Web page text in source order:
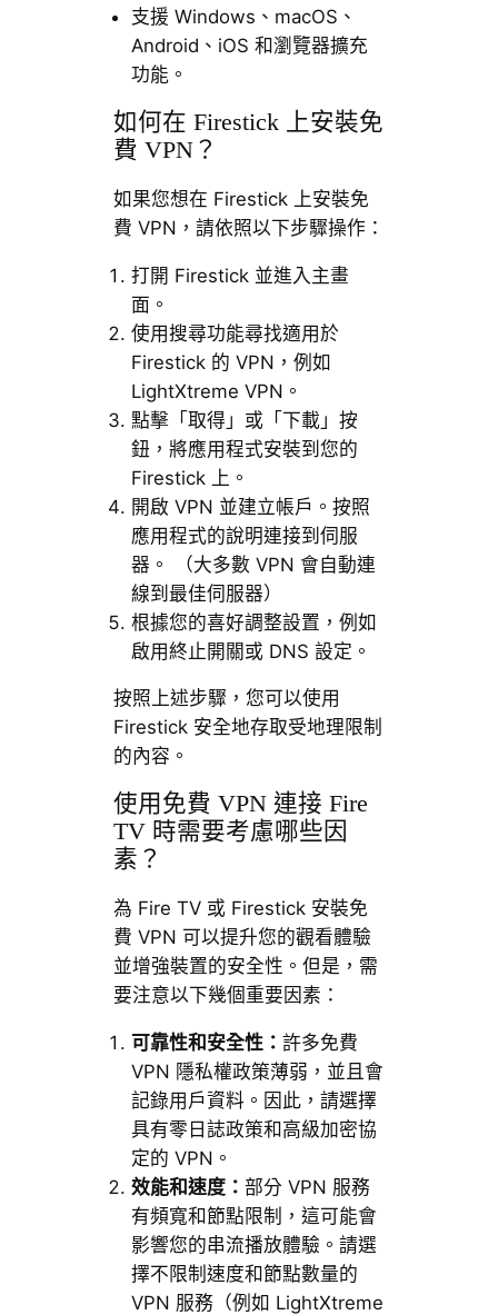
支援 Windows、macOS、
Android、iOS 和瀏覽器擴充
功能。
如何在 Firestick 上安裝免
費 VPN？
如果您想在 Firestick 上安裝免
費 VPN，請依照以下步驟操作：
打開 Firestick 並進入主畫
面。
使用搜尋功能尋找適用於
Firestick 的 VPN，例如
LightXtreme VPN。
點擊「取得」或「下載」按
鈕，將應用程式安裝到您的
Firestick 上。
開啟 VPN 並建立帳戶。按照
應用程式的說明連接到伺服
器。 （大多數 VPN 會自動連
線到最佳伺服器）
根據您的喜好調整設置，例如
啟用終止開關或 DNS 設定。
按照上述步驟，您可以使用
Firestick 安全地存取受地理限制
的內容。
使用免費 VPN 連接 Fire
TV 時需要考慮哪些因
素？
為 Fire TV 或 Firestick 安裝免
費 VPN 可以提升您的觀看體驗
並增強裝置的安全性。但是，需
要注意以下幾個重要因素：
可靠性和安全性： 許多免費
VPN 隱私權政策薄弱，並且會
記錄用戶資料。因此，請選擇
具有零日誌政策和高級加密協
定的 VPN。
效能和速度： 部分 VPN 服務
有頻寬和節點限制，這可能會
影響您的串流播放體驗。請選
擇不限制速度和節點數量的
VPN 服務（例如 LightXtreme